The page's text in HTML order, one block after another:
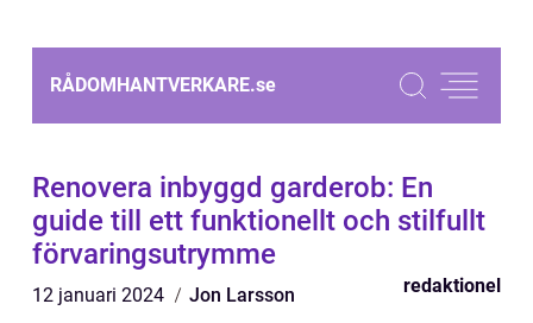
RÅDOMHANTVERKARE.se
Renovera inbyggd garderob: En
guide till ett funktionellt och stilfullt
förvaringsutrymme
12 januari 2024 Jon Larsson redaktionel